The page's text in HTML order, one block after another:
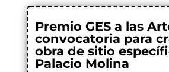
Premio GES a las
convocatoria para
obra de sitio
Palacio Molina